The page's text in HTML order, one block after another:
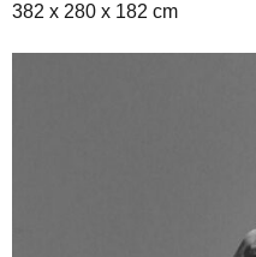
382 x 280 x 182 cm